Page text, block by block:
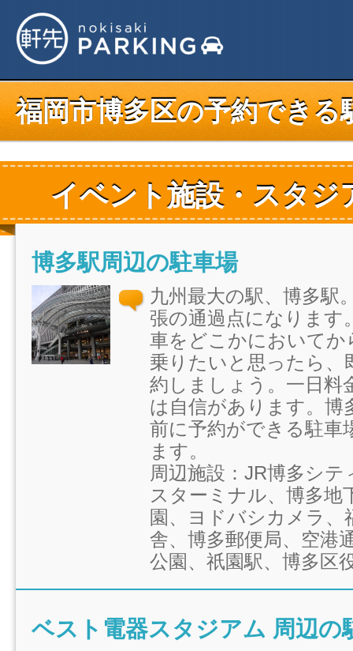
福岡市博多区の予約できる
イベント施設・スタジ
博多駅周辺の駐車場
九州最大の駅、博多駅
張の通過点になります
車をどこかにおいてか
乗りたいと思ったら、
約しましょう。一日料
は自信があります。博
前に予約ができる駐車
ます。
周辺施設：JR博多シテ
スターミナル、博多地
園、ヨドバシカメラ、
舎、博多郵便局、空港
公園、祇園駅、博多区
ベスト電器スタジアム 周辺の